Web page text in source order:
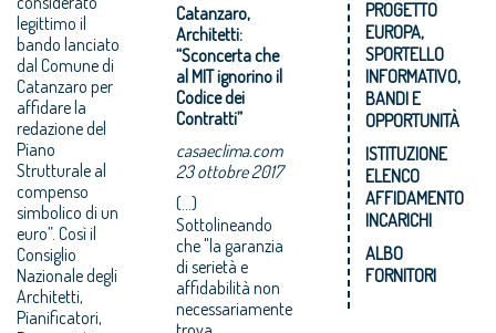
legittimo il
bando lanciato
dal Comune di
Catanzaro per
affidare la
redazione del
Piano
Strutturale al
compenso
simbolico di un
euro”. Così il
Consiglio
Nazionale degli
Architetti,
Pianificatori,
Catanzaro,
Architetti:
“Sconcerta che
al MIT ignorino il
Codice dei
Contratti”
casaeclima.com
23 ottobre 2017
(...)
Sottolineando
che "la garanzia
di serietà e
affidabilità non
necessariamente
PROGETTO
EUROPA,
SPORTELLO
INFORMATIVO,
BANDI E
OPPORTUNITÀ
ISTITUZIONE
ELENCO
AFFIDAMENTO
INCARICHI
ALBO
FORNITORI